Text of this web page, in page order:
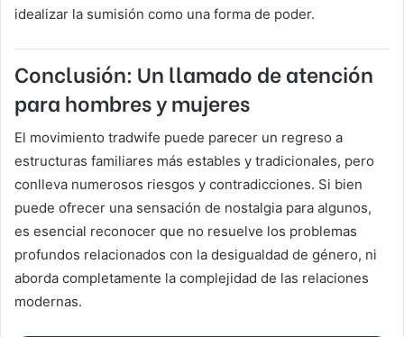
idealizar la sumisión como una forma de poder.
Conclusión: Un llamado de atención
para hombres y mujeres
El movimiento tradwife puede parecer un regreso a
estructuras familiares más estables y tradicionales, pero
conlleva numerosos riesgos y contradicciones. Si bien
puede ofrecer una sensación de nostalgia para algunos,
es esencial reconocer que no resuelve los problemas
profundos relacionados con la desigualdad de género, ni
aborda completamente la complejidad de las relaciones
modernas.